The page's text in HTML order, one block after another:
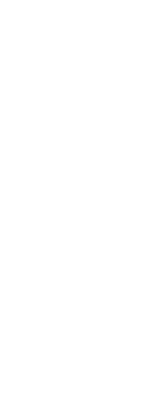
触控
关于
柔性
预计
高效
可弯
宸鸿
新材